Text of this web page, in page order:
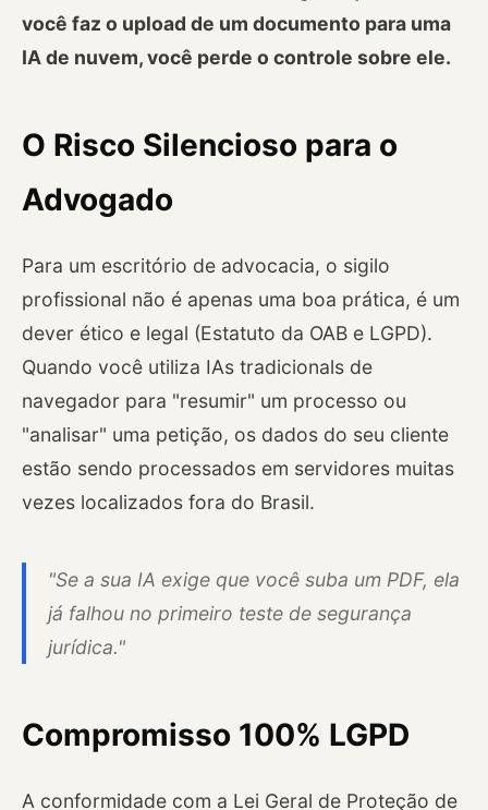
você faz o upload de um documento para uma
IA de nuvem, você perde o controle sobre ele.
O Risco Silencioso para o
Advogado
Para um escritório de advocacia, o sigilo
profissional não é apenas uma boa prática, é um
dever ético e legal (Estatuto da OAB e LGPD).
Quando você utiliza IAs tradicionals de
navegador para "resumir" um processo ou
"analisar" uma petição, os dados do seu cliente
estão sendo processados em servidores muitas
vezes localizados fora do Brasil.
"Se a sua IA exige que você suba um PDF, ela
já falhou no primeiro teste de segurança
jurídica."
Compromisso 100% LGPD
A conformidade com a Lei Geral de Proteção de